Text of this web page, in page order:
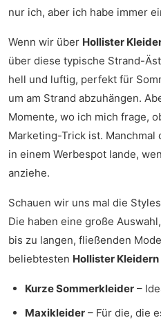
nur ich, aber ich habe immer
Wenn wir über Hollister
über diese typische Strand-
hell und luftig, perfekt für
um am Strand abzuhängen.
Momente, wo ich mich frage,
Marketing-Trick ist. Manchmal
in einem Werbespot lande,
anziehe.
Schauen wir uns mal die
Die haben eine große
bis zu langen, fließenden
beliebtesten Hollister Kleidern
Kurze Sommerkleider –
Maxikleider – Für die, die